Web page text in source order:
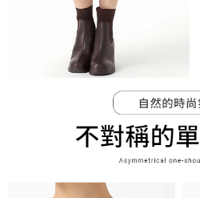
４．使用「AFTEE先享後付」時，將依據
時審查核予不同之上限額度；若仍有額度
請求用戶進行身份認證。
５．嚴禁一人註冊多個帳號或使用他人資
恩沛科技股份有限公司將有權停止該用戶